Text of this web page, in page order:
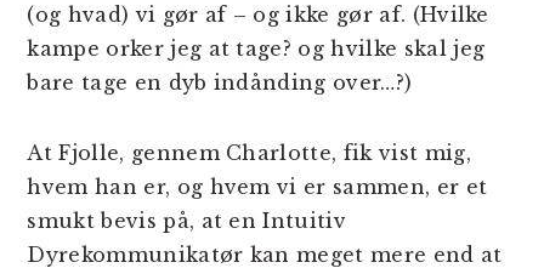
(og hvad) vi gør af – og ikke gør af. (Hvilke
kampe orker jeg at tage? og hvilke skal jeg
bare tage en dyb indånding over…?)
At Fjolle, gennem Charlotte, fik vist mig,
hvem han er, og hvem vi er sammen, er et
smukt bevis på, at en Intuitiv
Dyrekommunikatør kan meget mere end at